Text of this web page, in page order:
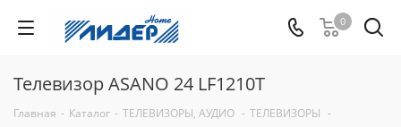
0
Телевизор ASANO 24 LF1210T
Главная - Каталог - ТЕЛЕВИЗОРЫ, АУДИО - ТЕЛЕВИЗОРЫ -